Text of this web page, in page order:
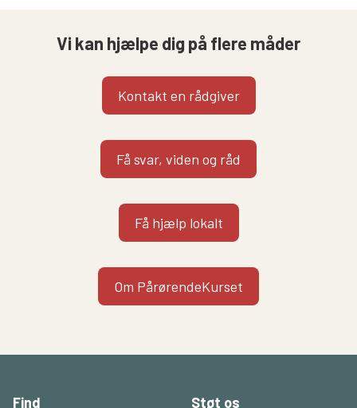
Vi kan hjælpe dig på flere måder
Kontakt en rådgiver
Få svar, viden og råd
Få hjælp lokalt
Om PårørendeKurset
Find Støt os